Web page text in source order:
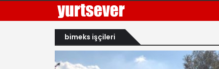
bimeks işçileri